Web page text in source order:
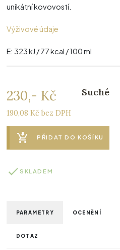
unikátní kovovostí.
Výživové údaje
E: 323 kJ / 77 kcal / 100 ml
230,- Kč
190,08 Kč bez DPH
Suché
PŘIDAT DO KOŠÍKU
SKLADEM
PARAMETRY OCENĚNÍ
DOTAZ